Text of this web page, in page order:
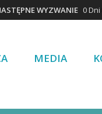
WYZWANIE 0
MEDIA